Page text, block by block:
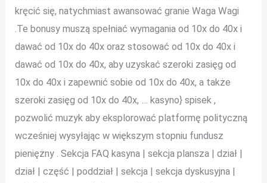
kręcić się, natychmiast awansować granie Waga Wagi
.Te bonusy muszą spełniać wymagania od 10x do 40x i
dawać od 10x do 40x oraz stosować od 10x do 40x i
dawać od 10x do 40x, aby uzyskać szeroki zasięg od
10x do 40x i zapewnić sobie od 10x do 40x, a także
szeroki zasięg od 10x do 40x, … kasyno} spisek ,
pozwolić muzyk aby eksplorować platformę polityczną
wcześniej wysyłając w większym stopniu fundusz
pieniężny . Sekcja FAQ kasyna | sekcja plansza | dział |
dział | część | poddział | sekcja | sekcja dyskusyjna |